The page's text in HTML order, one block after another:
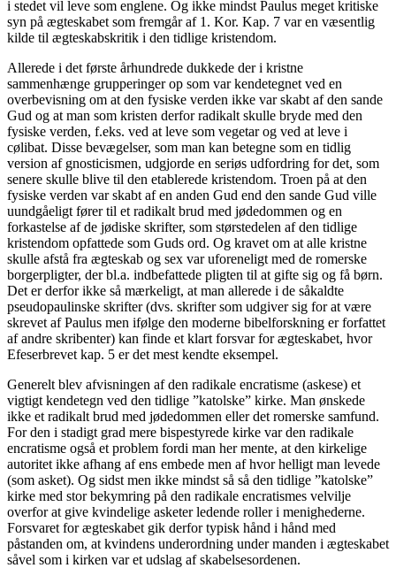
i stedet vil leve som englene. Og ikke mindst Paulus meget kritiske
syn på ægteskabet som fremgår af 1. Kor. Kap. 7 var en væsentlig
kilde til ægteskabskritik i den tidlige kristendom.
Allerede i det første århundrede dukkede der i kristne
sammenhænge grupperinger op som var kendetegnet ved en
overbevisning om at den fysiske verden ikke var skabt af den sande
Gud og at man som kristen derfor radikalt skulle bryde med den
fysiske verden, f.eks. ved at leve som vegetar og ved at leve i
cølibat. Disse bevægelser, som man kan betegne som en tidlig
version af gnosticismen, udgjorde en seriøs udfordring for det, som
senere skulle blive til den etablerede kristendom. Troen på at den
fysiske verden var skabt af en anden Gud end den sande Gud ville
uundgåeligt fører til et radikalt brud med jødedommen og en
forkastelse af de jødiske skrifter, som størstedelen af den tidlige
kristendom opfattede som Guds ord. Og kravet om at alle kristne
skulle afstå fra ægteskab og sex var uforeneligt med de romerske
borgerpligter, der bl.a. indbefattede pligten til at gifte sig og få børn.
Det er derfor ikke så mærkeligt, at man allerede i de såkaldte
pseudopaulinske skrifter (dvs. skrifter som udgiver sig for at være
skrevet af Paulus men ifølge den moderne bibelforskning er forfattet
af andre skribenter) kan finde et klart forsvar for ægteskabet, hvor
Efeserbrevet kap. 5 er det mest kendte eksempel.
Generelt blev afvisningen af den radikale encratisme (askese) et
vigtigt kendetegn ved den tidlige ”katolske” kirke. Man ønskede
ikke et radikalt brud med jødedommen eller det romerske samfund.
For den i stadigt grad mere bispestyrede kirke var den radikale
encratisme også et problem fordi man her mente, at den kirkelige
autoritet ikke afhang af ens embede men af hvor helligt man levede
(som asket). Og sidst men ikke mindst så så den tidlige ”katolske”
kirke med stor bekymring på den radikale encratismes velvilje
overfor at give kvindelige asketer ledende roller i menighederne.
Forsvaret for ægteskabet gik derfor typisk hånd i hånd med
påstanden om, at kvindens underordning under manden i ægteskabet
såvel som i kirken var et udslag af skabelsesordenen.